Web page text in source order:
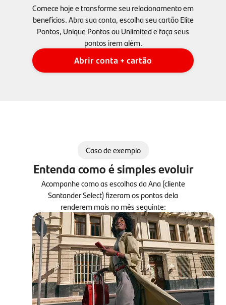
Comece hoje e transforme seu relacionamento em
benefícios. Abra sua conta, escolha seu cartão Elite
Pontos, Unique Pontos ou Unlimited e faça seus
pontos irem além.
Abrir conta + cartão
Caso de exemplo
Entenda como é simples evoluir
Acompanhe como as escolhas da Ana (cliente
Santander Select) fizeram os pontos dela
renderem mais no mês seguinte: